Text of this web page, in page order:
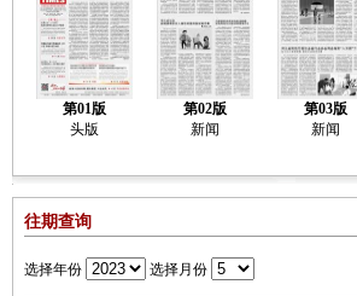
第01版
头版
第02版
新闻
第03版
新闻
往期查询
选择年份 选择月份